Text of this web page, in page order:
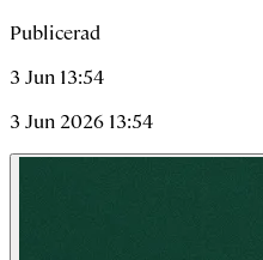
Publicerad
3 Jun 13:54
3 Jun 2026 13:54